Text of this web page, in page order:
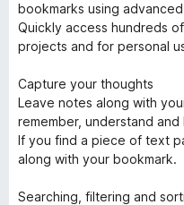
bookmarks using
Quickly access hundreds
projects and for personal
Capture your thoughts
Leave notes along with
remember, understand
If you find a piece of text
along with your bookmark.
Searching, filtering and